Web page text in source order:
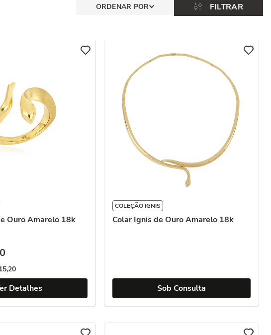
FILTRAR
Ouro Amarelo 18k
,20
Detalhes
COLEÇÃO IGNIS
Colar Ignis de Ouro Amarelo 18k
Sob Consulta